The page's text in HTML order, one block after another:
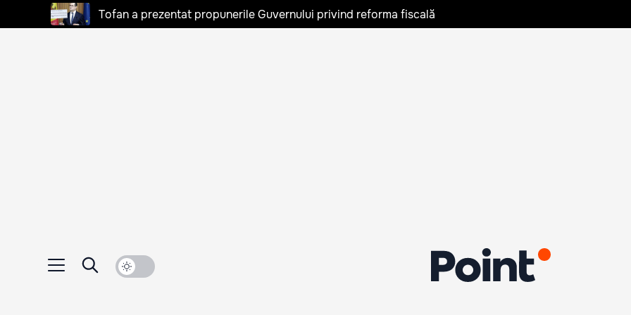
Tofan a prezentat propunerile Guvernului privind reforma fiscală